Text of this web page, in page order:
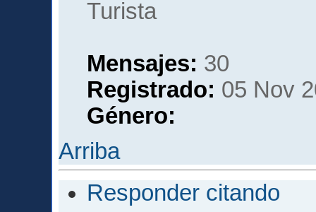
Mensajes: 30
Registrado: 05 Nov
Género:
Arriba
Responder citando